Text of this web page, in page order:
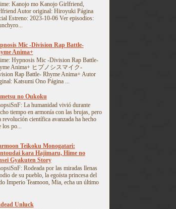
Kanojo mo Kanojo Girlfriend,
Autor original: Hiroyuki Página
Estreno: 2023-10-06 Ver episodios:
Mic -Division Rap Battle-
Anima+
Hypnosis Mic -Division Rap Battle-
Anima+ ヒプノシスマイク-
Rap Battle- Rhyme Anima+ Autor
Katsumi Ono Página ...
no Oukoku
La humanidad vivió durante
tiempo en armonía con las brujas, pero
revolución científica avanzada ha hecho
los po...
Teikoku Monogatari:
kara Hajimaru, Hime no
Gyakuten Story
Rodeada por las miradas llenas
de su pueblo, la egoísta princesa del
Imperio Teamoon, Mia, echa un último
Unluck